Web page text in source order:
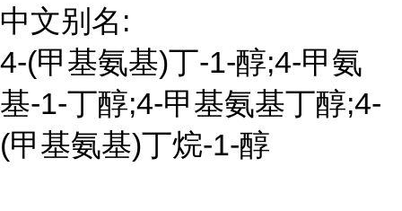
中文别名:
4-(甲基氨基)丁-1-醇;4-甲氨
基-1-丁醇;4-甲基氨基丁醇;4-
(甲基氨基)丁烷-1-醇